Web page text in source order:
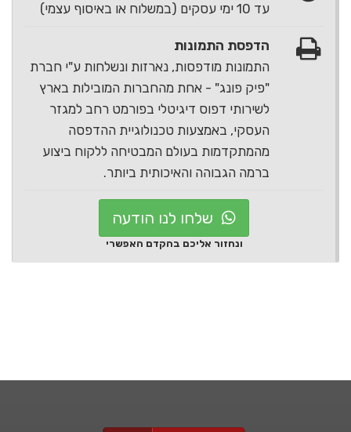
עד 10 ימי עסקים (במשלוח או באיסוף עצמי)
הדפסת התמונות
התמונות מודפסות, נארזות ונשלחות ע"י חברת
"פיק פונג" - אחת מהחברות המובילות בארץ
לשירותי דפוס דיגיטלי בפורמט רחב למגזר
העסקי, באמצעות טכנולוגיית ההדפסה
מהמתקדמות בעולם המבטיחה ללקוח ביצוע
ברמה הגבוהה והאיכותית ביותר.
שלחו לנו הודעה
ונחזור אליכם בהקדם האפשרי